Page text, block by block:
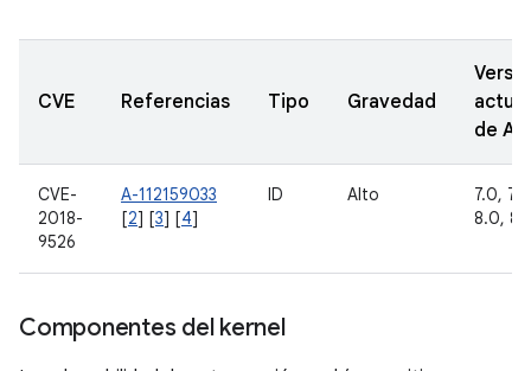
CVE Referencias Tipo Gravedad
de
CVE-
2018-
9526
A-112159033
[2] [3] [4]
ID Alto
7.0,
8.0,
Componentes del kernel